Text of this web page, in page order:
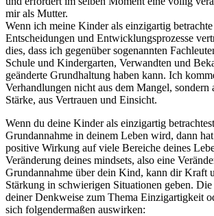
mir als Mutter.
Wenn ich meine Kinder als einzigartig
Entscheidungen und Entwicklungsprozesse
dies, dass ich gegenüber sogenannten
Schule und Kindergarten, Verwandten und
geänderte Grundhaltung haben kann. Ich
Verhandlungen nicht aus dem Mangel, sondern
Stärke, aus Vertrauen und Einsicht.
Wenn du deine Kinder als einzigartig
Grundannahme in deinem Leben wird, dann
positive Wirkung auf viele Bereiche deines
Veränderung deines mindsets, also eine
Grundannahme über dein Kind, kann dir Kraft
Stärkung in schwierigen Situationen geben. Die
deiner Denkweise zum Thema Einzigartigkeit
sich folgendermaßen auswirken: